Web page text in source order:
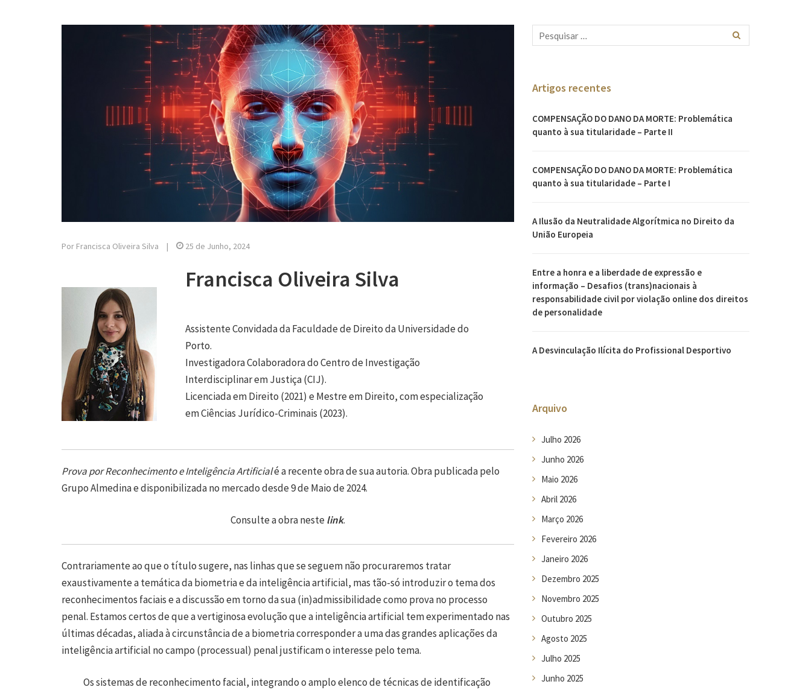
Por Francisca Oliveira Silva | 25 de Junho, 2024
Francisca Oliveira Silva
Assistente Convidada da Faculdade de Direito da Universidade do
Porto.
Investigadora Colaboradora do Centro de Investigação
Interdisciplinar em Justiça (CIJ).
Licenciada em Direito (2021) e Mestre em Direito, com especialização
em Ciências Jurídico-Criminais (2023).
Prova por Reconhecimento e Inteligência Artificialé a recente obra de sua autoria. Obra publicada pelo
Grupo Almedina e disponibilizada no mercado desde 9 de Maio de 2024.
Consulte a obra nestelink.
Contrariamente ao que o título sugere, nas linhas que se seguem não procuraremos tratar
exaustivamente a temática da biometria e da inteligência artificial, mas tão-só introduzir o tema dos
reconhecimentos faciais e a discussão em torno da sua (in)admissibilidade como prova no processo
penal. Estamos certos de que a vertiginosa evolução que a inteligência artificial tem experimentado nas
últimas décadas, aliada à circunstância de a biometria corresponder a uma das grandes aplicações da
inteligência artificial no campo (processual) penal justificam o interesse pelo tema.
Os sistemas de reconhecimento facial, integrando o amplo elenco de técnicas de identificação
Artigos recentes
COMPENSAÇÃO DO DANO DA MORTE: Problemática
quanto à sua titularidade – Parte II
COMPENSAÇÃO DO DANO DA MORTE: Problemática
quanto à sua titularidade – Parte I
A Ilusão da Neutralidade Algorítmica no Direito da
União Europeia
Entre a honra e a liberdade de expressão e
informação – Desafios (trans)nacionais à
responsabilidade civil por violação online dos direitos
de personalidade
A Desvinculação Ilícita do Profissional Desportivo
Arquivo
Julho 2026
Junho 2026
Maio 2026
Abril 2026
Março 2026
Fevereiro 2026
Janeiro 2026
Dezembro 2025
Novembro 2025
Outubro 2025
Agosto 2025
Julho 2025
Junho 2025